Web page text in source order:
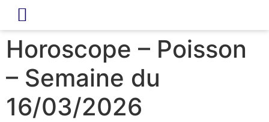
Horoscope – Poisson
– Semaine du
16/03/2026